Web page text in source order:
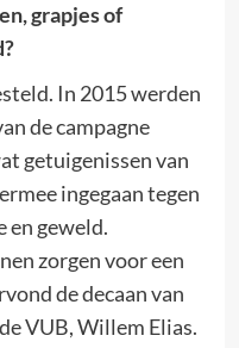
grapjes of
In 2015 werden
de campagne
getuigenissen van
ingegaan tegen
en geweld.
zorgen voor een
de decaan van
VUB, Willem Elias.